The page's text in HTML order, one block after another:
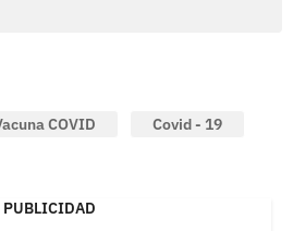
COVID Covid - 19
PUBLICIDAD